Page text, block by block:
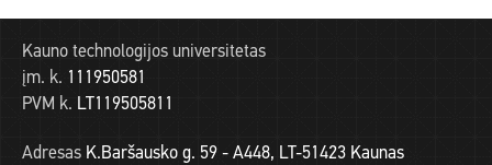
Kauno technologijos universitetas
įm. k. 111950581
PVM k. LT119505811
Adresas K.Baršausko g. 59 - A448, LT-51423 Kaunas